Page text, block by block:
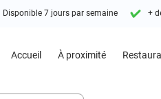
Disponible 7 jours par semaine +
Accueil À proximité